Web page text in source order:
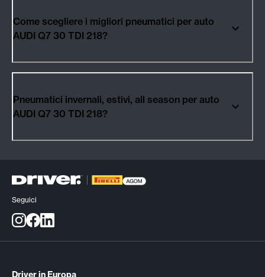
Come scegliere i migliori pneumatici per auto
AUDI Q7 30 TDI 218?
Pneumatici invernali, estivi, all season per auto
AUDI Q7 30 TDI 218?
Seguici
Driver in Europa